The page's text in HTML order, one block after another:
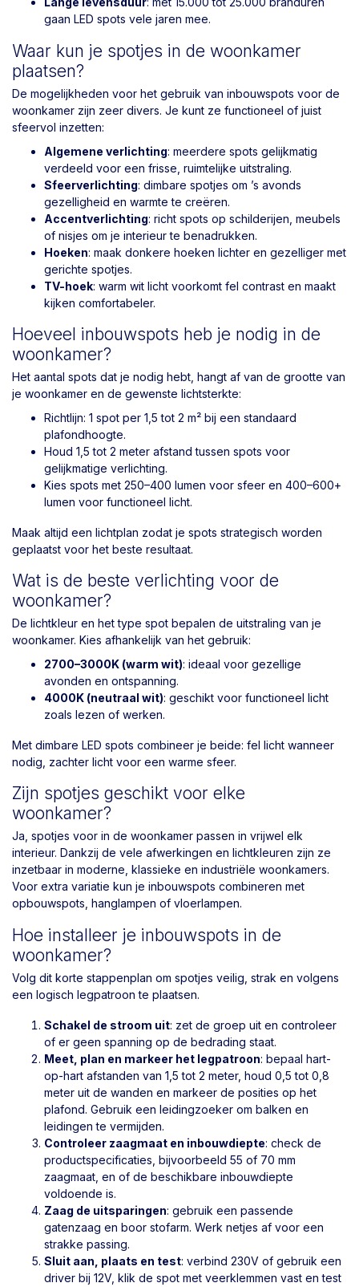
gaan LED spots vele jaren mee.
Waar kun je spotjes in de woonkamer
plaatsen?
De mogelijkheden voor het gebruik van inbouwspots voor de
woonkamer zijn zeer divers. Je kunt ze functioneel of juist
sfeervol inzetten:
Algemene verlichting: meerdere spots gelijkmatig
verdeeld voor een frisse, ruimtelijke uitstraling.
Sfeerverlichting: dimbare spotjes om ’s avonds
gezelligheid en warmte te creëren.
Accentverlichting: richt spots op schilderijen, meubels
of nisjes om je interieur te benadrukken.
Hoeken: maak donkere hoeken lichter en gezelliger met
gerichte spotjes.
TV-hoek: warm wit licht voorkomt fel contrast en maakt
kijken comfortabeler.
Hoeveel inbouwspots heb je nodig in de
woonkamer?
Het aantal spots dat je nodig hebt, hangt af van de grootte van
je woonkamer en de gewenste lichtsterkte:
Richtlijn: 1 spot per 1,5 tot 2 m² bij een standaard
plafondhoogte.
Houd 1,5 tot 2 meter afstand tussen spots voor
gelijkmatige verlichting.
Kies spots met 250–400 lumen voor sfeer en 400–600+
lumen voor functioneel licht.
Maak altijd een lichtplan zodat je spots strategisch worden
geplaatst voor het beste resultaat.
Wat is de beste verlichting voor de
woonkamer?
De lichtkleur en het type spot bepalen de uitstraling van je
woonkamer. Kies afhankelijk van het gebruik:
2700–3000K (warm wit): ideaal voor gezellige
avonden en ontspanning.
4000K (neutraal wit): geschikt voor functioneel licht
zoals lezen of werken.
Met dimbare LED spots combineer je beide: fel licht wanneer
nodig, zachter licht voor een warme sfeer.
Zijn spotjes geschikt voor elke
woonkamer?
Ja, spotjes voor in de woonkamer passen in vrijwel elk
interieur. Dankzij de vele afwerkingen en lichtkleuren zijn ze
inzetbaar in moderne, klassieke en industriële woonkamers.
Voor extra variatie kun je inbouwspots combineren met
opbouwspots, hanglampen of vloerlampen.
Hoe installeer je inbouwspots in de
woonkamer?
Volg dit korte stappenplan om spotjes veilig, strak en volgens
een logisch legpatroon te plaatsen.
Schakel de stroom uit: zet de groep uit en controleer
of er geen spanning op de bedrading staat.
Meet, plan en markeer het legpatroon: bepaal hart-
op-hart afstanden van 1,5 tot 2 meter, houd 0,5 tot 0,8
meter uit de wanden en markeer de posities op het
plafond. Gebruik een leidingzoeker om balken en
leidingen te vermijden.
Controleer zaagmaat en inbouwdiepte: check de
productspecificaties, bijvoorbeeld 55 of 70 mm
zaagmaat, en of de beschikbare inbouwdiepte
voldoende is.
Zaag de uitsparingen: gebruik een passende
gatenzaag en boor stofarm. Werk netjes af voor een
strakke passing.
Sluit aan, plaats en test: verbind 230V of gebruik een
driver bij 12V, klik de spot met veerklemmen vast en test